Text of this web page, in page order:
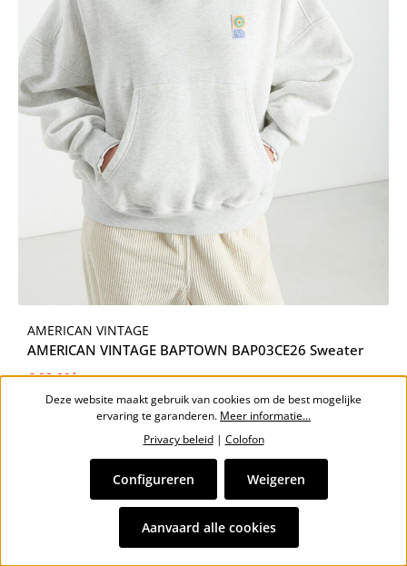
AMERICAN VINTAGE
AMERICAN VINTAGE BAPTOWN BAP03CE26 Sweater
€ 92,00* € 115,00*(20% bespaard)
Deze website maakt gebruik van cookies om de best mogelijke
ervaring te garanderen. Meer informatie...
Privacy beleid| Colofon
Weigeren
Configureren
Aanvaard alle cookies